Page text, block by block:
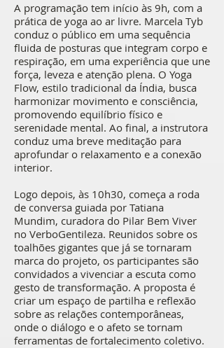
A programação tem início às 9h, com a
prática de yoga ao ar livre. Marcela Tyb
conduz o público em uma sequência
fluida de posturas que integram corpo e
respiração, em uma experiência que une
força, leveza e atenção plena. O Yoga
Flow, estilo tradicional da Índia, busca
harmonizar movimento e consciência,
promovendo equilíbrio físico e
serenidade mental. Ao final, a instrutora
conduz uma breve meditação para
aprofundar o relaxamento e a conexão
interior.
Logo depois, às 10h30, começa a roda
de conversa guiada por Tatiana
Mundim, curadora do Pilar Bem Viver
no VerboGentileza. Reunidos sobre os
toalhões gigantes que já se tornaram
marca do projeto, os participantes são
convidados a vivenciar a escuta como
gesto de transformação. A proposta é
criar um espaço de partilha e reflexão
sobre as relações contemporâneas,
onde o diálogo e o afeto se tornam
ferramentas de fortalecimento coletivo.